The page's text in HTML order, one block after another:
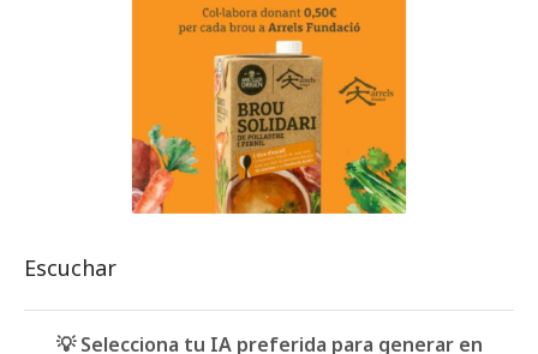
Escuchar
💡 Selecciona tu IA preferida para generar en